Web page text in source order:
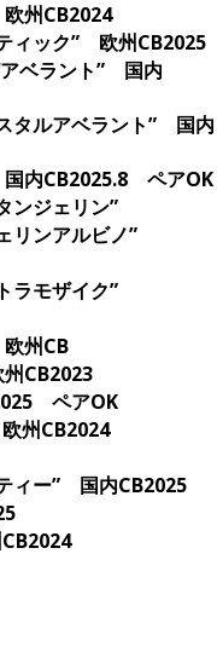
州CB2024
ィック” 欧州CB2025
アベラント” 国内
タルアベラント” 国内
内CB2025.8 ペアOK
ンジェリン”
リンアルビノ”
ラモザイク”
州CB
CB2023
ペアOK
州CB2024
ィー” 国内CB2025